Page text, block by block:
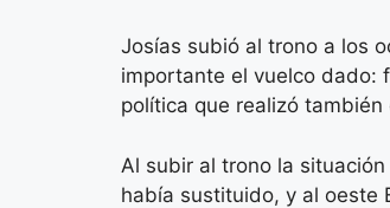
Josías subió al trono a los
importante el vuelco dado:
política que realizó
Al subir al trono la
había sustituido, y al oeste